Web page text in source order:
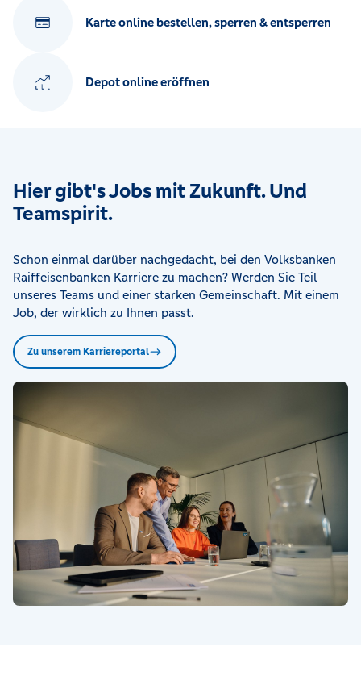
Karte online bestellen, sperren & entsperren
Depot online eröffnen
Hier gibt's Jobs mit Zukunft. Und
Teamspirit.
Schon einmal darüber nachgedacht, bei den Volksbanken
Raiffeisenbanken Karriere zu machen? Werden Sie Teil
unseres Teams und einer starken Gemeinschaft. Mit einem
Job, der wirklich zu Ihnen passt.
Zu unserem Karriereportal